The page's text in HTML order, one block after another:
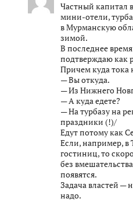
Частный капитал
мини-отели,
в Мурманскую
зимой.
В последнее
подтверждаю как
Причем куда тока
— Вы откуда.
— Из Нижнего
— А куда едете?
— На турбазу на
праздники (!)/
Едут потому как
Если, например, в
гостиниц, то
без
появятся.
Задача властей —
надо.